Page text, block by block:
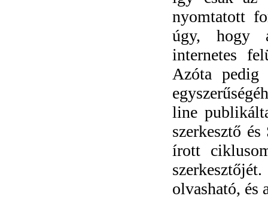
nyomtatott
úgy, hogy
internetes
Azóta pedig
line
szerkesztő
írott
olvasható, és